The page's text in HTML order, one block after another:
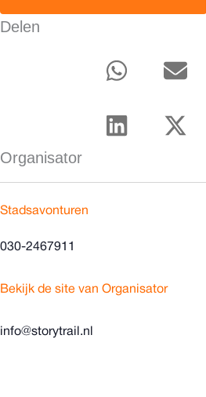
Delen
Organisator
Stadsavonturen
030-2467911
Bekijk de site van Organisator
info@storytrail.nl